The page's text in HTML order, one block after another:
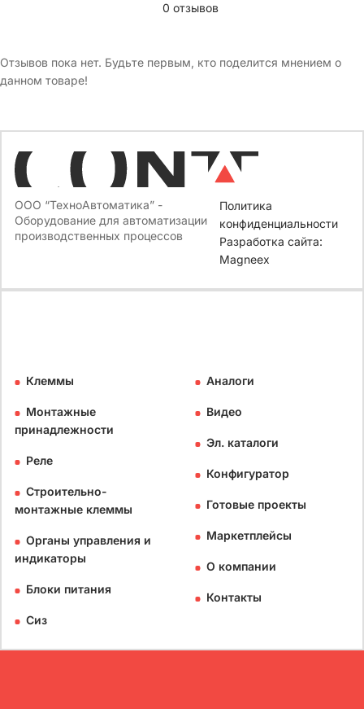
0 отзывов
Отзывов пока нет. Будьте первым, кто поделится мнением о
данном товаре!
ООО “ТехноАвтоматика” -
Оборудование для автоматизации
производственных процессов
Политика
конфиденциальности
Разработка сайта:
Magneex
Клеммы
Монтажные
принадлежности
Реле
Строительно-
монтажные клеммы
Органы управления и
индикаторы
Блоки питания
Сиз
Аналоги
Видео
Эл. каталоги
Конфигуратор
Готовые проекты
Маркетплейсы
О компании
Контакты